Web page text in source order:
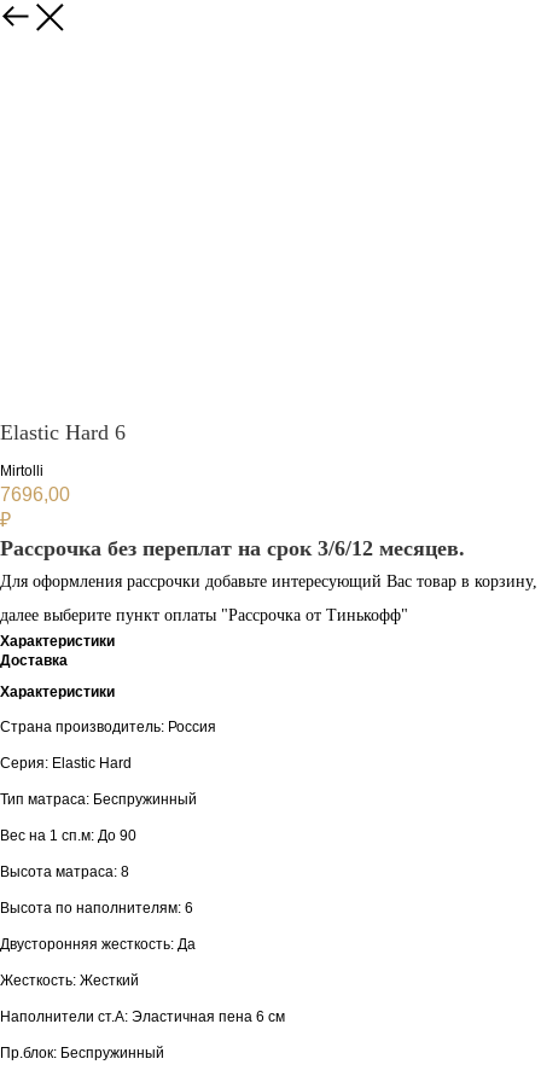
Elastic Hard 6
Mirtolli
7696,00
₽
Рассрочка без переплат на срок 3/6/12 месяцев.
Для оформления рассрочки добавьте интересующий Вас товар в корзину,
далее выберите пункт оплаты "Рассрочка от Тинькофф"
Характеристики
Доставка
Характеристики
Страна производитель: Россия
Серия: Elastic Hard
Тип матраса: Беспружинный
Вес на 1 сп.м: До 90
Высота матраса: 8
Высота по наполнителям: 6
Двусторонняя жесткость: Да
Жесткость: Жесткий
Наполнители ст.А: Эластичная пена 6 см
Пр.блок: Беспружинный